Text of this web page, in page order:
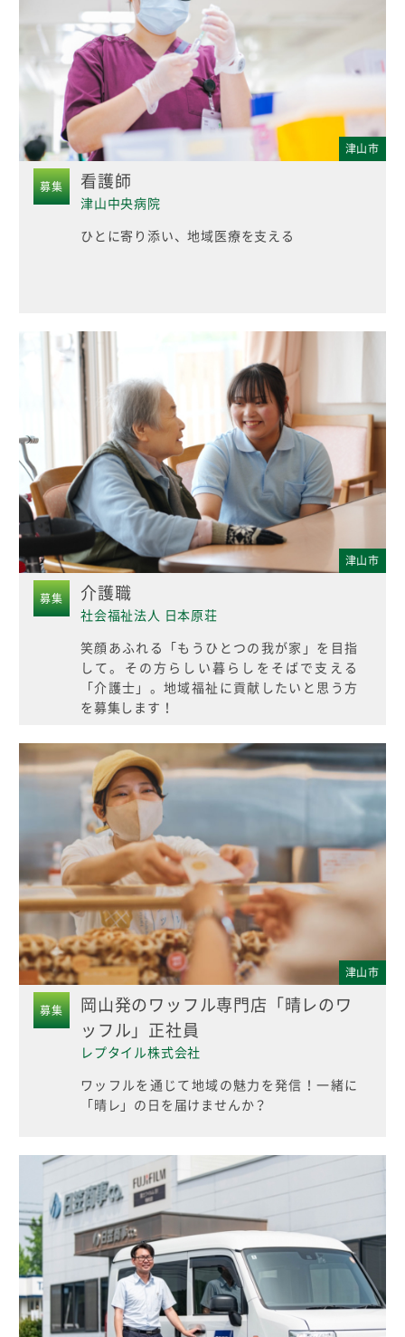
津山市
募集 看護師
津山中央病院
ひとに寄り添い、地域医療を支える
津山市
募集 介護職
社会福祉法人 日本原荘
笑顔あふれる「もうひとつの我が家」を目指
して。その方らしい暮らしをそばで支える
「介護士」。地域福祉に貢献したいと思う方
を募集します！
津山市
募集
岡山発のワッフル専門店「晴レのワ
ッフル」正社員
レプタイル株式会社
ワッフルを通じて地域の魅力を発信！一緒に
「晴レ」の日を届けませんか？